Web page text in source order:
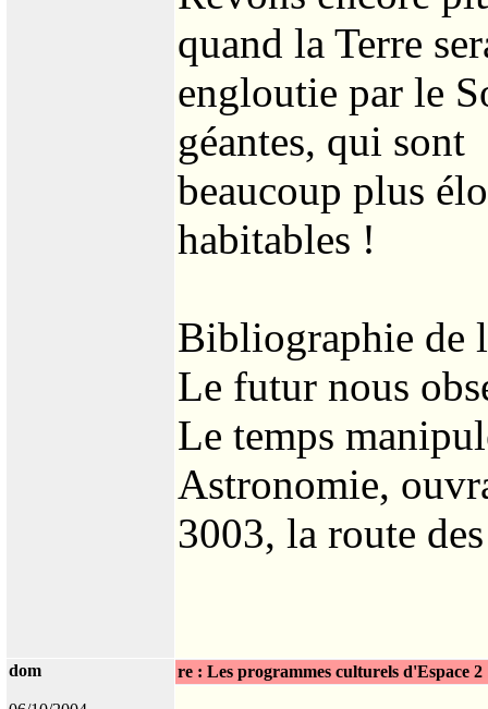
quand la Terre
engloutie par le
géantes, qui sont
beaucoup plus
habitables !
Bibliographie de
Le futur nous
Le temps
Astronomie,
3003, la route
dom re : Les programmes culturels d'Espace 2